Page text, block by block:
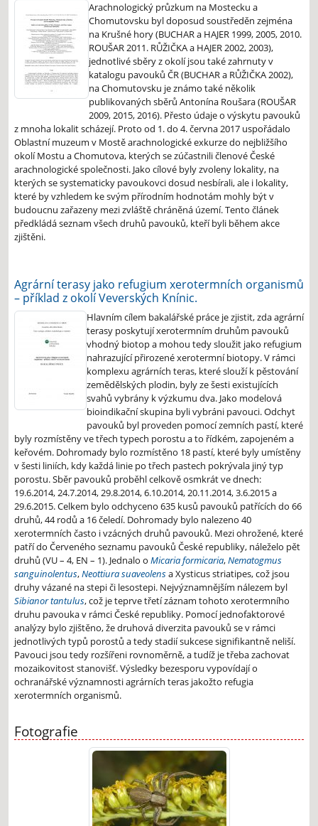
Arachnologický průzkum na Mostecku a
Chomutovsku byl doposud soustředěn zejména
na Krušné hory (BUCHAR a HAJER 1999, 2005, 2010.
ROUŠAR 2011. RŮŽIČKA a HAJER 2002, 2003),
jednotlivé sběry z okolí jsou také zahrnuty v
katalogu pavouků ČR (BUCHAR a RŮŽIČKA 2002),
na Chomutovsku je známo také několik
publikovaných sběrů Antonína Roušara (ROUŠAR
2009, 2015, 2016). Přesto údaje o výskytu pavouků
z mnoha lokalit scházejí. Proto od 1. do 4. června 2017 uspořádalo
Oblastní muzeum v Mostě arachnologické exkurze do nejbližšího
okolí Mostu a Chomutova, kterých se zúčastnili členové České
arachnologické společnosti. Jako cílové byly zvoleny lokality, na
kterých se systematicky pavoukovci dosud nesbírali, ale i lokality,
které by vzhledem ke svým přírodním hodnotám mohly být v
budoucnu zařazeny mezi zvláště chráněná území. Tento článek
předkládá seznam všech druhů pavouků, kteří byli během akce
zjištěni.
Agrární terasy jako refugium xerotermních organismů
– příklad z okolí Veverských Knínic.
Hlavním cílem bakalářské práce je zjistit, zda agrární
terasy poskytují xerotermním druhům pavouků
vhodný biotop a mohou tedy sloužit jako refugium
nahrazující přirozené xerotermní biotopy. V rámci
komplexu agrárních teras, které slouží k pěstování
zemědělských plodin, byly ze šesti existujících
svahů vybrány k výzkumu dva. Jako modelová
bioindikační skupina byli vybráni pavouci. Odchyt
pavouků byl proveden pomocí zemních pastí, které
byly rozmístěny ve třech typech porostu a to řídkém, zapojeném a
keřovém. Dohromady bylo rozmístěno 18 pastí, které byly umístěny
v šesti liniích, kdy každá linie po třech pastech pokrývala jiný typ
porostu. Sběr pavouků proběhl celkově osmkrát ve dnech:
19.6.2014, 24.7.2014, 29.8.2014, 6.10.2014, 20.11.2014, 3.6.2015 a
29.6.2015. Celkem bylo odchyceno 635 kusů pavouků patřících do 66
druhů, 44 rodů a 16 čeledí. Dohromady bylo nalezeno 40
xerotermních často i vzácných druhů pavouků. Mezi ohrožené, které
patří do Červeného seznamu pavouků České republiky, náleželo pět
druhů (VU – 4, EN – 1). Jednalo o Micaria formicaria,Nematogmus
sanguinolentus,Neottiura suaveolensa Xysticus striatipes, což jsou
druhy vázané na stepi či lesostepi. Nejvýznamnějším nálezem byl
Sibianor tantulus, což je teprve třetí záznam tohoto xerotermního
druhu pavouka v rámci České republiky. Pomocí jednofaktorové
analýzy bylo zjištěno, že druhová diverzita pavouků se v rámci
jednotlivých typů porostů a tedy stadií sukcese signifikantně neliší.
Pavouci jsou tedy rozšířeni rovnoměrně, a tudíž je třeba zachovat
mozaikovitost stanovišť. Výsledky bezesporu vypovídají o
ochranářské významnosti agrárních teras jakožto refugia
xerotermních organismů.
Fotografie